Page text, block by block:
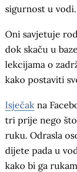
sigurnost u vodi.
Oni savjetuje
dok skaču u
lekcijama o
kako postaviti
Isječak na
tri prije nego
ruku. Odrasla
dijete pada u
kako bi ga